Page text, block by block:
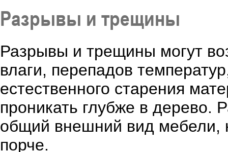
Разрывы и трещины
Разрывы и трещины могут
влаги, перепадов
естественного старения
проникать глубже в дерево.
общий внешний вид мебели,
порче.